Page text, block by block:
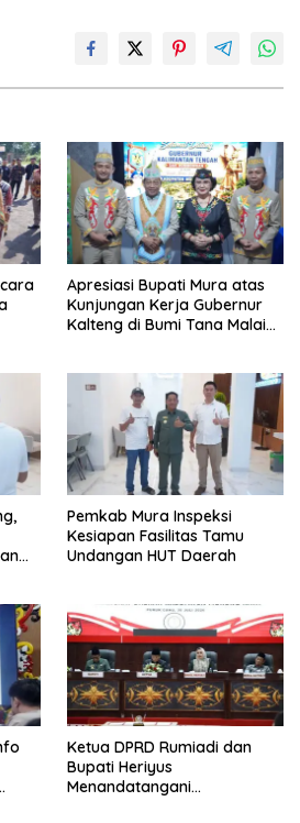
Apresiasi Bupati Mura atas
Kunjungan Kerja Gubernur
Kalteng di Bumi Tana Malai
Pemkab Mura Inspeksi
Kesiapan Fasilitas Tamu
Undangan HUT Daerah
Ketua DPRD Rumiadi dan
Bupati Heriyus
Menandatangani